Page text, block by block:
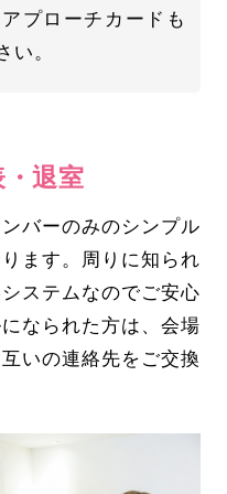
プローチカードも
い。
退室
バーのみのシンプル
ます。周りに知られ
ステムなのでご安心
なられた方は、会場
いの連絡先をご交換